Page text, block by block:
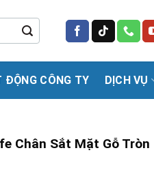
ĐỘNG CÔNG TY DỊCH VỤ
Chân Sắt Mặt Gỗ Tròn